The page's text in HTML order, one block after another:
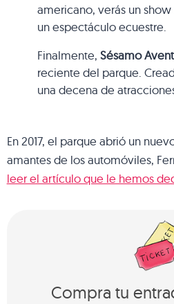
americano, verás un
un espectáculo ecuestre.
Finalmente, Sésamo
reciente del parque.
una decena de
En 2017, el parque abrió un
amantes de los automóviles,
leer el artículo que le hemos
Compra tu